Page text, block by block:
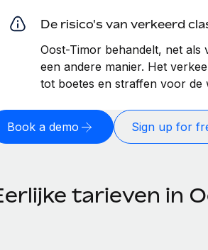
De risico's van verkeerd
Oost-Timor behandelt, net
een andere manier. Het
tot boetes en straffen voor de
Book a demo Sign up for
tarieven in